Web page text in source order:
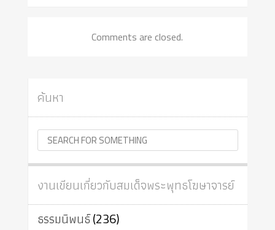
Comments are closed.
ค้นหา
งานเขียนเกี่ยวกับสมเด็จพระพุทธโฆษาจารย์
ธรรมนิพนธ์(236)